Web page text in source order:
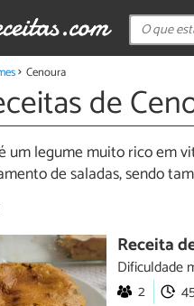
Cenoura
de
um legume muito rico em
de saladas, sendo
Receita
Dificuldade
2